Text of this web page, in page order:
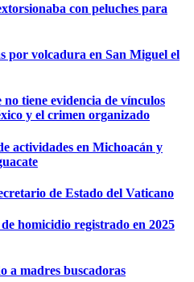
con peluches para
por volcadura en San Miguel el
tiene evidencia de vínculos
y el crimen organizado
actividades en Michoacán y
de Estado del Vaticano
homicidio registrado en 2025
a madres buscadoras